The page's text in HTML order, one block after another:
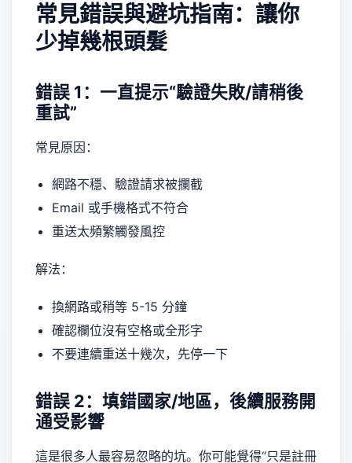
常見錯誤與避坑指南：讓你
少掉幾根頭髮
錯誤 1：一直提示“驗證失敗/請稍後
重試”
常見原因：
網路不穩、驗證請求被攔截
Email 或手機格式不符合
重送太頻繁觸發風控
解法：
換網路或稍等 5-15 分鐘
確認欄位沒有空格或全形字
不要連續重送十幾次，先停一下
錯誤 2：填錯國家/地區，後續服務開
通受影響
這是很多人最容易忽略的坑。你可能覺得“只是註冊